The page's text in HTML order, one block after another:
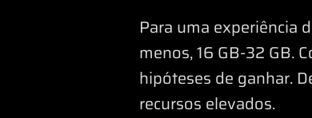
Para uma experiência
menos, 16 GB-32 GB.
hipóteses de ganhar.
recursos elevados.